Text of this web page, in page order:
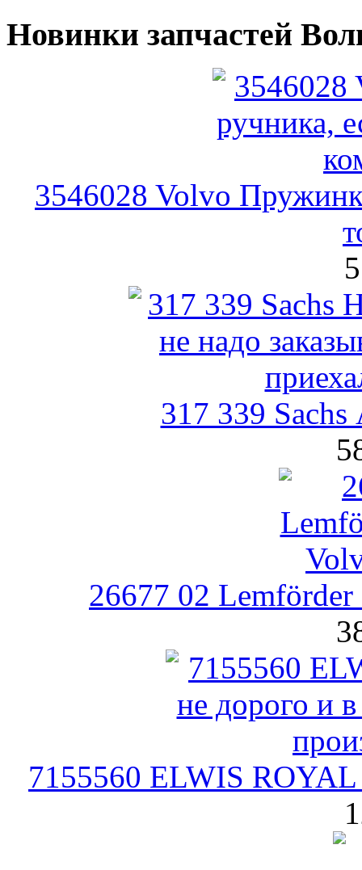
Новинки запчастей
3546028 Volvo
317 339 Sachs
26677 02 Lemförder
7155560 ELWIS ROYAL